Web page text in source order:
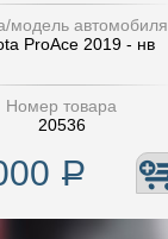
модель автомобиля
ProAce 2019 - нв
Номер товара
20536
Р